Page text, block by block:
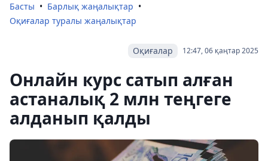
Басты
Барлық жаңалықтар
Оқиғалар туралы жаңалықтар
12:47, 06 қаңтар 2025
Оқиғалар
Онлайн курс сатып алған
астаналық 2 млн теңгеге
алданып қалды